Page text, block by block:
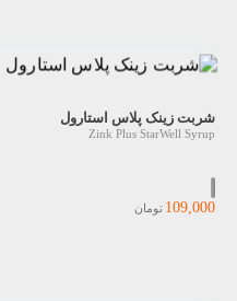
شربت زینک پلاس استارول
Zink Plus StarWell Syrup
109,000 تومان